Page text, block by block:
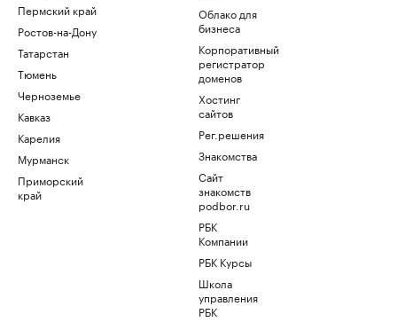
Пермский край
Ростов-на-Дону
Татарстан
Тюмень
Черноземье
Кавказ
Карелия
Мурманск
Приморский
край
Облако для
бизнеса
Корпоративный
регистратор
доменов
Хостинг
сайтов
Рег.решения
Знакомства
Сайт
знакомств
podbor.ru
РБК
Компании
РБК Курсы
Школа
управления
РБК